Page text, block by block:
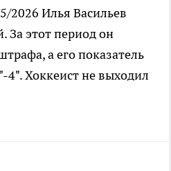
2026 Илья Васильев
За этот период он
а его показатель
4". Хоккеист не выходил